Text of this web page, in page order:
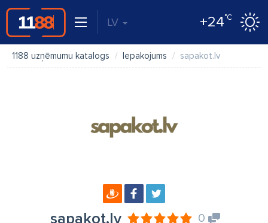
LV +24°C
1188 uzņēmumu katalogs Iepakojums sapakot.lv
sapakot.lv 0